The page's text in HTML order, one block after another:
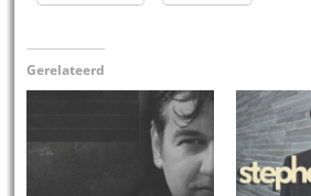
Gerelateerd